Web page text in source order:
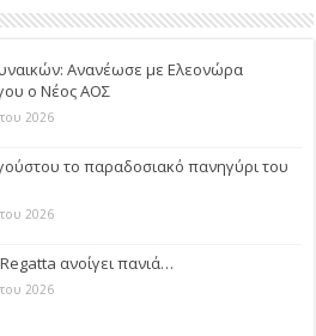
Ανανέωσε με Ελεονώρα
ο Νέος ΑΟΣ
2026
το παραδοσιακό πανηγύρι του
2026
ανοίγει πανιά…
2026